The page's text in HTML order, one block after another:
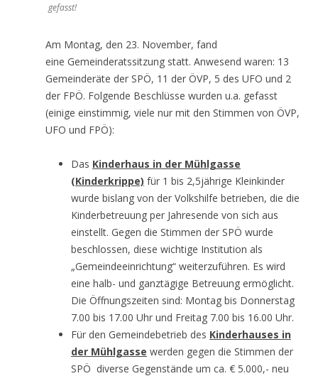
gefasst!
Am Montag, den 23. November, fand
eine Gemeinderatssitzung statt. Anwesend waren: 13
Gemeinderäte der SPÖ, 11 der ÖVP, 5 des UFO und 2
der FPÖ. Folgende Beschlüsse wurden u.a. gefasst
(einige einstimmig, viele nur mit den Stimmen von ÖVP,
UFO und FPÖ):
Das Kinderhaus in der Mühlgasse
(Kinderkrippe) für 1 bis 2,5jährige Kleinkinder
wurde bislang von der Volkshilfe betrieben, die die
Kinderbetreuung per Jahresende von sich aus
einstellt. Gegen die Stimmen der SPÖ wurde
beschlossen, diese wichtige Institution als
„Gemeindeeinrichtung“ weiterzuführen. Es wird
eine halb- und ganztägige Betreuung ermöglicht.
Die Öffnungszeiten sind: Montag bis Donnerstag
7.00 bis 17.00 Uhr und Freitag 7.00 bis 16.00 Uhr.
Für den Gemeindebetrieb des Kinderhauses in
der Mühlgasse werden gegen die Stimmen der
SPÖ diverse Gegenstände um ca. € 5.000,- neu